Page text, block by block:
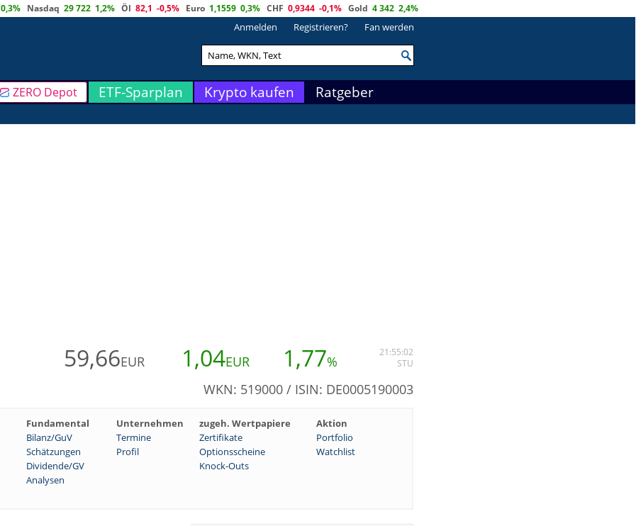
0,3% Nasdaq 29 722 1,2% Öl 82,1 -0,5% Euro 1,1559 0,3% CHF 0,9344 -0,1% Gold 4 342 2,4%
Anmelden Registrieren? Fan werden
ZERO Depot ETF-Sparplan Krypto kaufen Ratgeber
59,66EUR 1,04EUR 1,77%
21:55:02
STU
WKN: 519000 / ISIN: DE0005190003
Fundamental Unternehmen zugeh. Wertpapiere
Aktion
Bilanz/GuV Termine Zertifikate
Portfolio
Schätzungen Profil Optionsscheine
Watchlist
Dividende/GV
Knock-Outs
Analysen